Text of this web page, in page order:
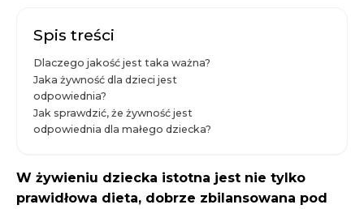
Spis treści
Dlaczego jakość jest taka ważna?
Jaka żywność dla dzieci jest
odpowiednia?
Jak sprawdzić, że żywność jest
odpowiednia dla małego dziecka?
W żywieniu dziecka istotna jest nie tylko
prawidłowa dieta, dobrze zbilansowana pod